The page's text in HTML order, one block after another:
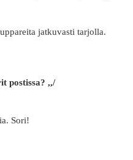
jatkuvasti tarjolla.
postissa? ,,/
Sori!